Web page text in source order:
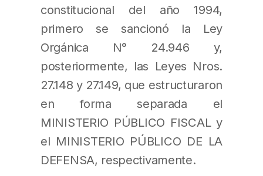
constitucional del año 1994,
primero se sancionó la Ley
Orgánica N° 24.946 y,
posteriormente, las Leyes Nros.
27.148 y 27.149, que estructuraron
en forma separada el
MINISTERIO PÚBLICO FISCAL y
el MINISTERIO PÚBLICO DE LA
DEFENSA, respectivamente.